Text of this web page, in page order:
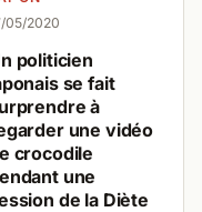
05/2020
politicien
se fait
à
une vidéo
crocodile
une
de la Diète